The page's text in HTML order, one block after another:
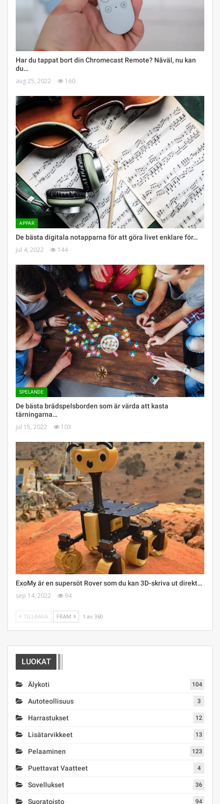
Har du tappat bort din Chromecast Remote? Nåväl, nu kan
du…
aug 25, 2022 160
APPAR
De bästa digitala notapparna för att göra livet enklare för…
jul 4, 2022 144
SPELANDE
De bästa brädspelsborden som är värda att kasta
tärningarna…
jul 15, 2022 103
ExoMy är en supersöt Rover som du kan 3D-skriva ut direkt…
sep 14, 2022 94
TILLBAKA FRAM 1 av 360
LUOKAT
Älykoti 104
Autoteollisuus 3
Harrastukset 12
Lisätarvikkeet 13
Pelaaminen 123
Puettavat Vaatteet 4
Sovellukset 36
Suoratoisto 94